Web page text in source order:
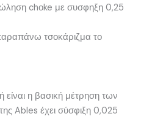
chοke με συσφηξη 0,25
τσοκάριζμα το
είναι η βασική μέτρηση των
Ables έχει σύσφιξη 0,025